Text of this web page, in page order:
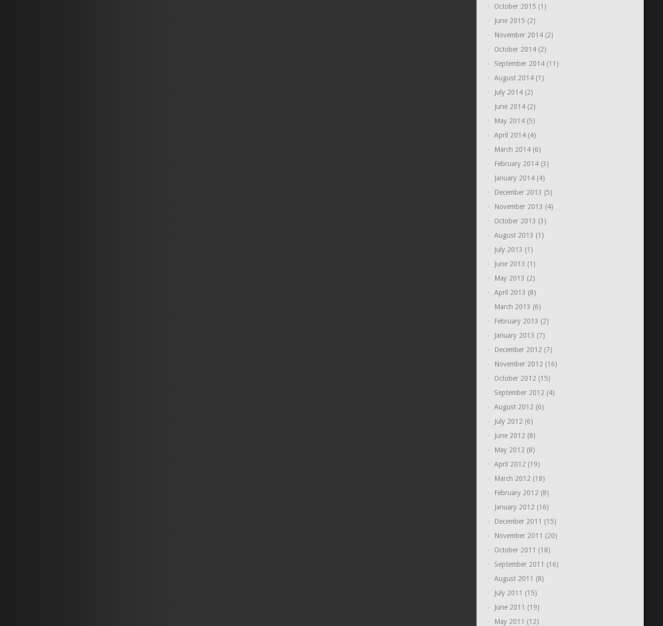
October 2015(1)
June 2015(2)
November 2014(2)
October 2014(2)
September 2014(11)
August 2014(1)
July 2014(2)
June 2014(2)
May 2014(5)
April 2014(4)
March 2014(6)
February 2014(3)
January 2014(4)
December 2013 (5)
November 2013 (4)
October 2013 (3)
August 2013 (1)
July 2013 (1)
June 2013 (1)
May 2013 (2)
April 2013 (8)
March 2013 (6)
February 2013 (2)
January 2013 (7)
December 2012(7)
November 2012(16)
October 2012(15)
September 2012(4)
August 2012(6)
July 2012(6)
June 2012(8)
May 2012(8)
April 2012(19)
March 2012(18)
February 2012(8)
January 2012(16)
December 2011 (15)
November 2011 (20)
October 2011 (18)
September 2011 (16)
August 2011 (8)
July 2011 (15)
June 2011 (19)
May 2011 (12)